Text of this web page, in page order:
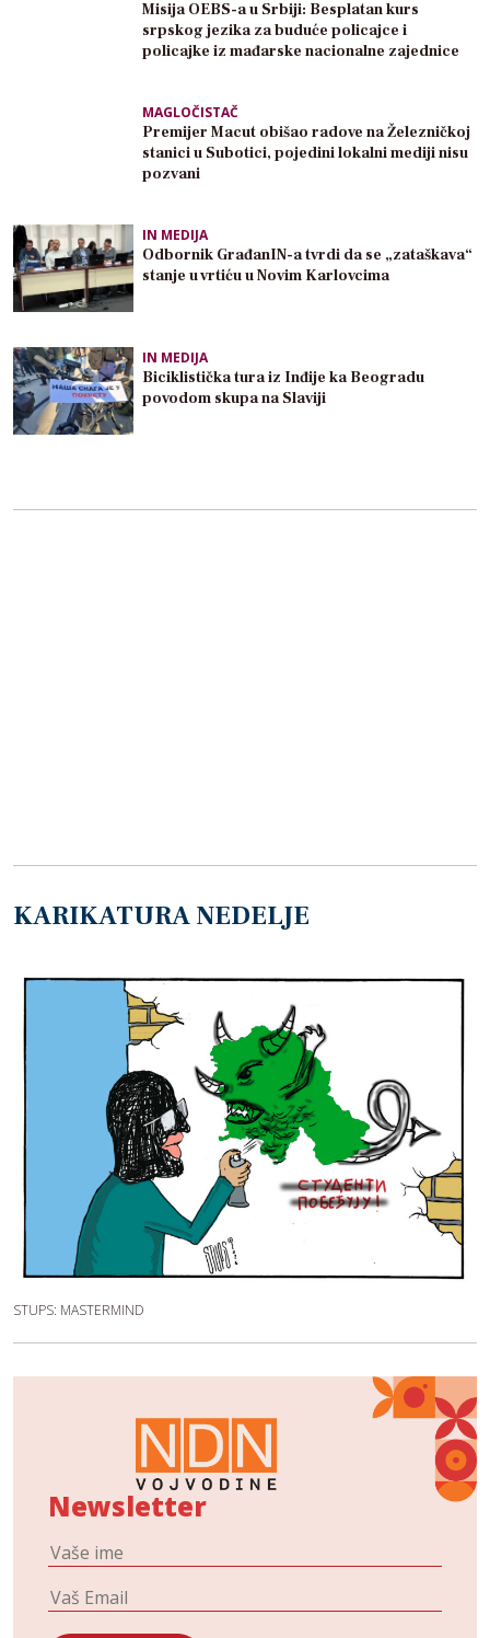
Misija OEBS-a u Srbiji: Besplatan kurs
srpskog jezika za buduće policajce i
policajke iz mađarske nacionalne zajednice
MAGLOČISTAČ
Premijer Macut obišao radove na Železničkoj
stanici u Subotici, pojedini lokalni mediji nisu
pozvani
IN MEDIJA
Odbornik GrađanIN-a tvrdi da se „zataškava“
stanje u vrtiću u Novim Karlovcima
IN MEDIJA
Biciklistička tura iz Inđije ka Beogradu
povodom skupa na Slaviji
KARIKATURA NEDELJE
STUPS: MASTERMIND
Newsletter